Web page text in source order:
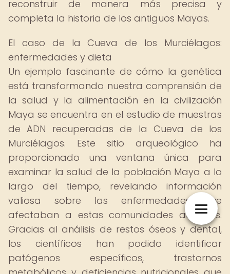
reconstruir de manera más precisa y
completa la historia de los antiguos Mayas.
El caso de la Cueva de los Murciélagos:
enfermedades y dieta
Un ejemplo fascinante de cómo la genética
está transformando nuestra comprensión de
la salud y la alimentación en la civilización
Maya se encuentra en el estudio de muestras
de ADN recuperadas de la Cueva de los
Murciélagos. Este sitio arqueológico ha
proporcionado una ventana única para
examinar la salud de la población Maya a lo
largo del tiempo, revelando información
valiosa sobre las enfermedades que
afectaban a estas comunidades antiguas.
Gracias al análisis de restos óseos y dental,
los científicos han podido identificar
patógenos específicos, trastornos